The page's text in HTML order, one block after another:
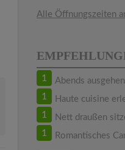
Alle Öffnungszeiten
1 Abends
1 Haute cuisine
1 Nett draußen
1 Romantisches